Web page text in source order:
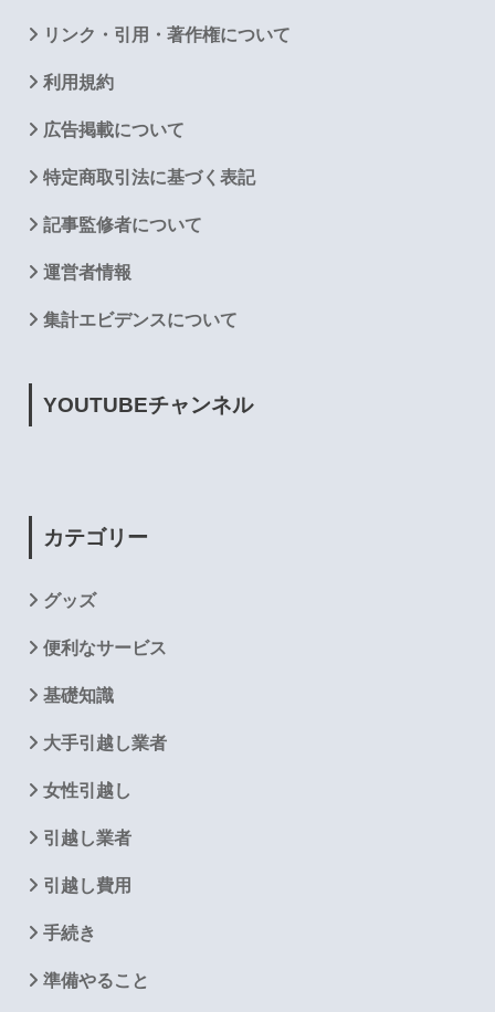
リンク・引用・著作権について
利用規約
広告掲載について
特定商取引法に基づく表記
記事監修者について
運営者情報
集計エビデンスについて
YOUTUBEチャンネル
カテゴリー
グッズ
便利なサービス
基礎知識
大手引越し業者
女性引越し
引越し業者
引越し費用
手続き
準備やること